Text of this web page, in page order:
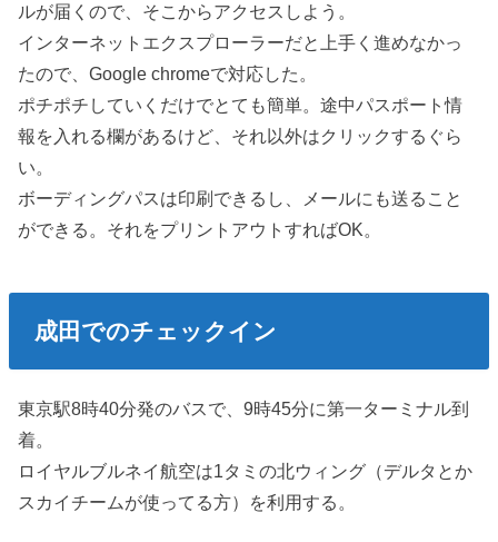
ルが届くので、そこからアクセスしよう。
インターネットエクスプローラーだと上手く進めなかっ
たので、Google chromeで対応した。
ポチポチしていくだけでとても簡単。途中パスポート情
報を入れる欄があるけど、それ以外はクリックするぐら
い。
ボーディングパスは印刷できるし、メールにも送ること
ができる。それをプリントアウトすればOK。
成田でのチェックイン
東京駅8時40分発のバスで、9時45分に第一ターミナル到
着。
ロイヤルブルネイ航空は1タミの北ウィング（デルタとか
スカイチームが使ってる方）を利用する。